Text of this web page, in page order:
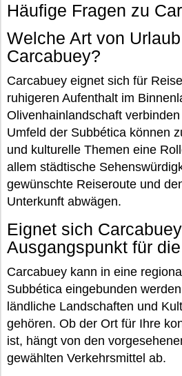
Häufige Fragen zu
Welche Art von
Carcabuey?
Carcabuey eignet sich für
ruhigeren Aufenthalt im
Olivenhainlandschaft
Umfeld der Subbética können
und kulturelle Themen eine
allem städtische
gewünschte Reiseroute und
Unterkunft abwägen.
Eignet sich
Ausgangspunkt für
Carcabuey kann in eine
Subbética eingebunden
ländliche Landschaften und
gehören. Ob der Ort für Ihre
ist, hängt von den
gewählten Verkehrsmittel ab.